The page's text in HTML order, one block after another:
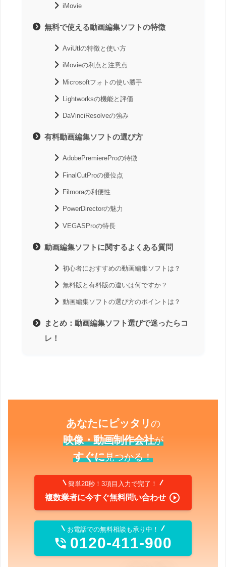
iMovie
無料で使える動画編集ソフトの特徴
AviUtlの特徴と使い方
iMovieの利点と注意点
Microsoftフォトの使い勝手
Lightworksの機能と評価
DaVinciResolveの強み
有料動画編集ソフトの選び方
AdobePremiereProの特徴
FinalCutProの優位点
Filmoraの利便性
PowerDirectorの魅力
VEGASProの特長
動画編集ソフトに関するよくある質問
初心者におすすめの動画編集ソフトは？
無料版と有料版の違いは何ですか？
動画編集ソフトの選び方のポイントは？
まとめ：動画編集ソフト選びで迷ったらコ
レ！
あなたにピッタリの
映像・動画制作会社が
すぐに見つかる！
簡単20秒！3項目入力で完了！
複数業者に今すぐ無料問い合わせ 
お電話での無料相談も承り中！
 0120-411-900